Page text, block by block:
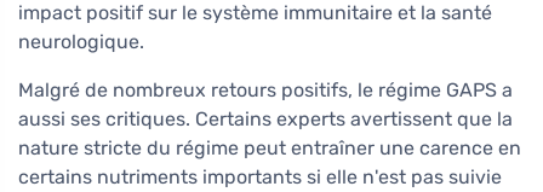
impact positif sur le système immunitaire et la santé
neurologique.
Malgré de nombreux retours positifs, le régime GAPS a
aussi ses critiques. Certains experts avertissent que la
nature stricte du régime peut entraîner une carence en
certains nutriments importants si elle n'est pas suivie